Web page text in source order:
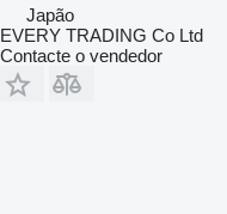
Japão
EVERY TRADING Co Ltd
Contacte o vendedor